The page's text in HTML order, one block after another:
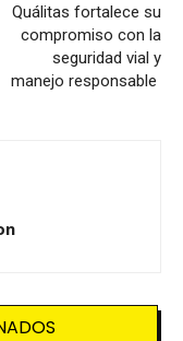
Quálitas fortalece su
compromiso con la
seguridad vial y
manejo responsable